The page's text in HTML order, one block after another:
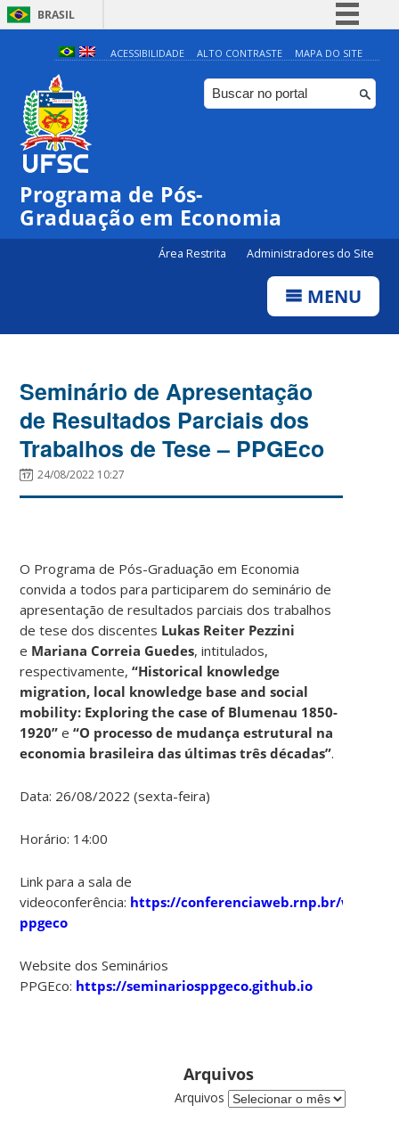
BRASIL
Simplifique!
Comunica BR
Participe
ACESSIBILIDADE ALTO CONTRASTE MAPA DO SITE
Programa de Pós-
Graduação em Economia
Área Restrita Administradores do Site
MENU
Seminário de Apresentação
de Resultados Parciais dos
Trabalhos de Tese – PPGEco
24/08/2022 10:27
O Programa de Pós-Graduação em Economia
convida a todos para participarem do seminário de
apresentação de resultados parciais dos trabalhos
de tese dos discentes Lukas Reiter Pezzini
e Mariana Correia Guedes, intitulados,
respectivamente,“Historical knowledge
migration, local knowledge base and social
mobility: Exploring the case of Blumenau 1850-
1920” e“O processo de mudança estrutural na
economia brasileira das últimas três décadas”.
Data: 26/08/2022 (sexta-feira)
Horário: 14:00
Link para a sala de
videoconferência: https://conferenciaweb.rnp.br/
ppgeco
Website dos Seminários
PPGEco: https://seminariosppgeco.github.io
Arquivos
Arquivos